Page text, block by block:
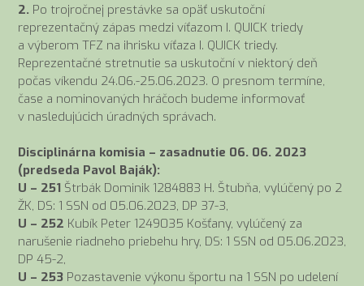
2. Po trojročnej prestávke sa opäť uskutoční
reprezentačný zápas medzi víťazom I. QUICK triedy
a výberom TFZ na ihrisku víťaza I. QUICK triedy.
Reprezentačné stretnutie sa uskutoční v niektorý deň
počas víkendu 24.06.-25.06.2023. O presnom termíne,
čase a nominovaných hráčoch budeme informovať
v nasledujúcich úradných správach.
Disciplinárna komisia – zasadnutie 06. 06. 2023
(predseda Pavol Baják):
U – 251 Štrbák Dominik 1284883 H. Štubňa, vylúčený po 2
ŽK, DS: 1 SSN od 05.06.2023, DP 37-3,
U – 252 Kubík Peter 1249035 Košťany, vylúčený za
narušenie riadneho priebehu hry, DS: 1 SSN od 05.06.2023,
DP 45-2,
U – 253 Pozastavenie výkonu športu na 1 SSN po udelení